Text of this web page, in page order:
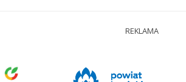
REKLAMA